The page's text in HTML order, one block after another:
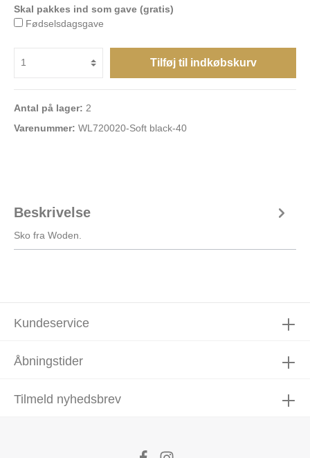
Skal pakkes ind som gave (gratis)
Fødselsdagsgave
Tilføj til indkøbskurv
Antal på lager: 2
Varenummer: WL720020-Soft black-40
Beskrivelse
Sko fra Woden.
Tilmeld nyhedsbrev
Åbningstider
Kundeservice